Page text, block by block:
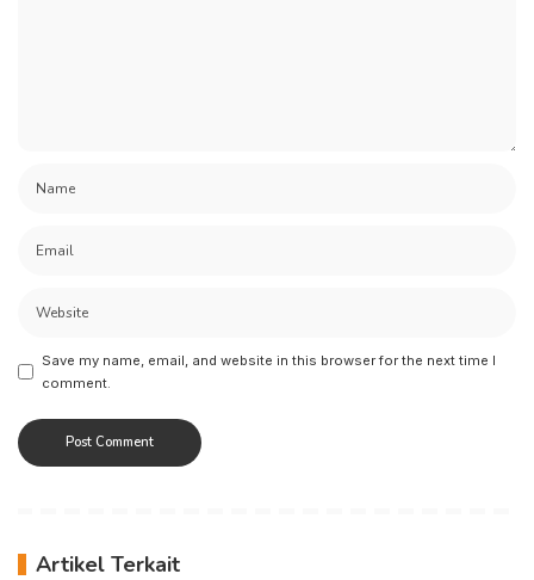
Save my name, email, and website in this browser for the next time I
comment.
Artikel Terkait